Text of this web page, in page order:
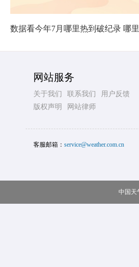
网站服务
关于我们 联系我们
用户反馈
版权声明
网站律师
客服邮箱： service@weather.com.cn
中国